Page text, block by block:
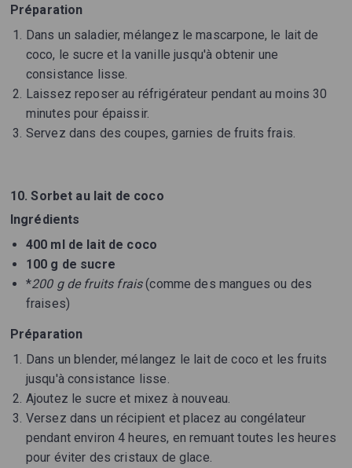
Préparation
Dans un saladier, mélangez le mascarpone, le lait de
coco, le sucre et la vanille jusqu'à obtenir une
consistance lisse.
Laissez reposer au réfrigérateur pendant au moins 30
minutes pour épaissir.
Servez dans des coupes, garnies de fruits frais.
10. Sorbet au lait de coco
Ingrédients
400 ml de lait de coco
100 g de sucre
*200 g de fruits frais(comme des mangues ou des
fraises)
Préparation
Dans un blender, mélangez le lait de coco et les fruits
jusqu'à consistance lisse.
Ajoutez le sucre et mixez à nouveau.
Versez dans un récipient et placez au congélateur
pendant environ 4 heures, en remuant toutes les heures
pour éviter des cristaux de glace.